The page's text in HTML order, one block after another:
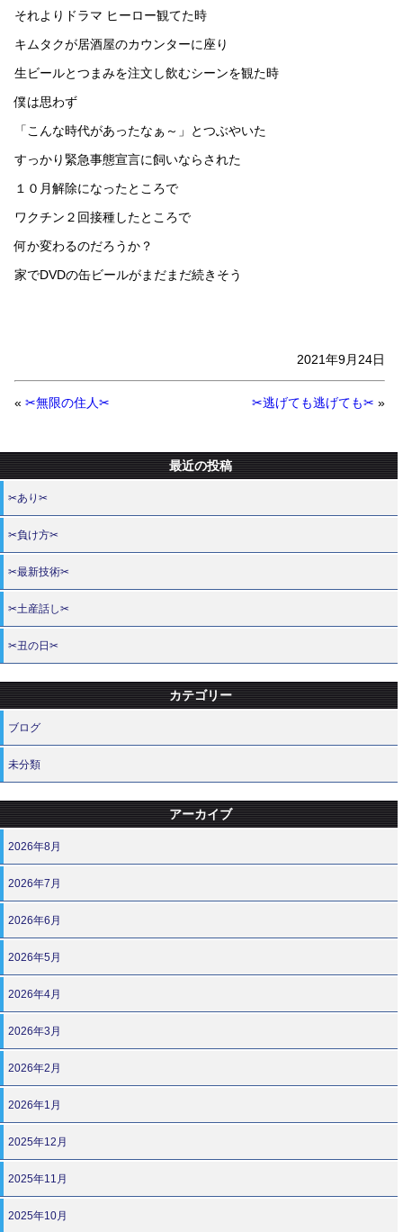
それよりドラマ ヒーロー観てた時
キムタクが居酒屋のカウンターに座り
生ビールとつまみを注文し飲むシーンを観た時
僕は思わず
「こんな時代があったなぁ～」とつぶやいた
すっかり緊急事態宣言に飼いならされた
１０月解除になったところで
ワクチン２回接種したところで
何か変わるのだろうか？
家でDVDの缶ビールがまだまだ続きそう
2021年9月24日
« ✂無限の住人✂ ✂逃げても逃げても✂ »
最近の投稿
✂あり✂
✂負け方✂
✂最新技術✂
✂土産話し✂
✂丑の日✂
カテゴリー
ブログ
未分類
アーカイブ
2026年8月
2026年7月
2026年6月
2026年5月
2026年4月
2026年3月
2026年2月
2026年1月
2025年12月
2025年11月
2025年10月